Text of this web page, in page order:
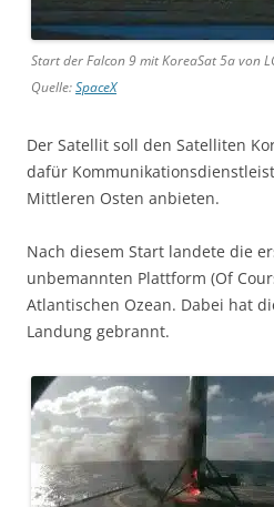
Start der Falcon 9 mit KoreaSat 5a von
Quelle:SpaceX
Der Satellit soll den Satelliten
dafür
Mittleren Osten anbieten.
Nach diesem Start landete die
unbemannten Plattform (Of
Atlantischen Ozean. Dabei hat
Landung gebrannt.